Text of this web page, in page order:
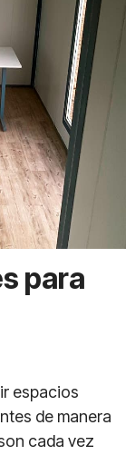
para
espacios
de manera
cada vez